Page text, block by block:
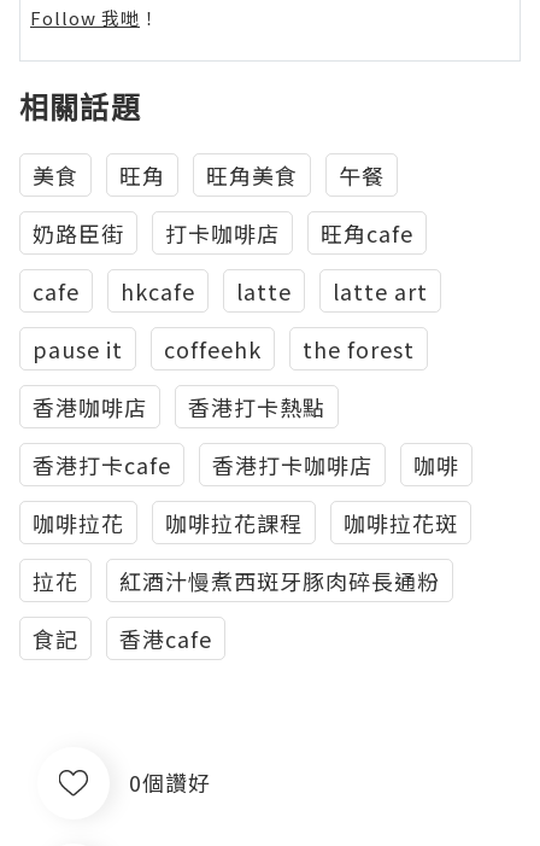
Follow 我哋 ！
相關話題
美食 旺角 旺角美食
午餐
奶路臣街
打卡咖啡店
旺角cafe
cafe
hkcafe latte
latte art
pause it
coffeehk
the forest
香港咖啡店
香港打卡熱點
香港打卡cafe
香港打卡咖啡店
咖啡
咖啡拉花
咖啡拉花課程
咖啡拉花斑
拉花
紅酒汁慢煮西斑牙豚肉碎長通粉
食記
香港cafe
0個讚好